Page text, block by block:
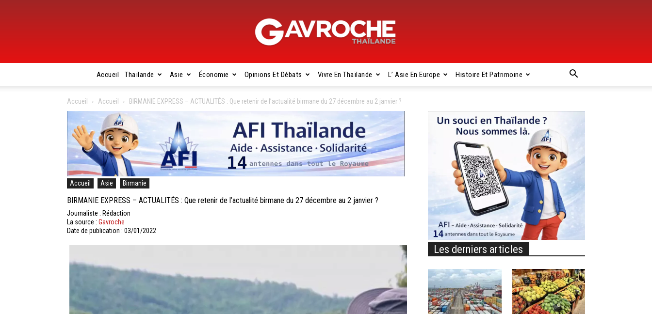
Gavroche
Thaïlande
Accueil Thaïlande Asie Économie Opinions Et Débats Vivre En Thaïlande L’ Asie En Europe Histoire Et Patrimoine
Accueil Accueil BIRMANIE EXPRESS – ACTUALITÉS : Que retenir de l’actualité birmane du 27 décembre au 2 janvier ?
Accueil Asie Birmanie
BIRMANIE EXPRESS – ACTUALITÉS : Que retenir de l’actualité birmane du 27 décembre au 2 janvier ?
Journaliste : Rédaction
La source : Gavroche
Date de publication : 03/01/2022
Les derniers articles